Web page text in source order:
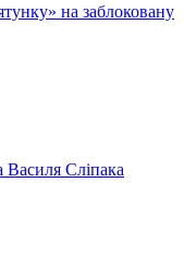
на заблоковану
Василя Сліпака